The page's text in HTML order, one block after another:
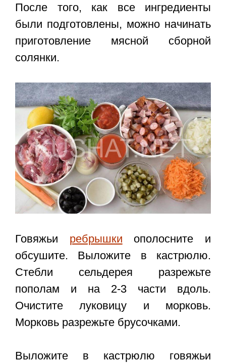
После того, как все ингредиенты
были подготовлены, можно начинать
приготовление мясной сборной
солянки.
Говяжьи ребрышки ополосните и
обсушите. Выложите в кастрюлю.
Стебли сельдерея разрежьте
пополам и на 2-3 части вдоль.
Очистите луковицу и морковь.
Морковь разрежьте брусочками.
Выложите в кастрюлю говяжьи